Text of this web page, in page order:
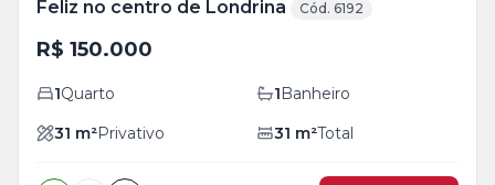
Feliz no centro de Londrina
Cód. 6192
R$ 150.000
1Quarto 1Banheiro
31 m²Privativo 31 m²Total